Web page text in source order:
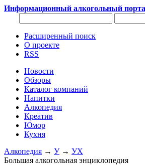
Информационный алкогольный
Расширенный поиск
О проекте
RSS
Новости
Обзоры
Каталог компаний
Напитки
Алкопедия
Креатив
Юмор
Кухня
Алкопедия → У→ УХ
Большая алкогольная энциклопедия